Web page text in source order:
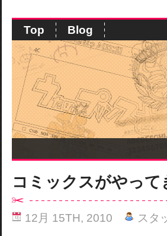
Top Blog
コミックスがやって
12月 15TH, 2010 スタ